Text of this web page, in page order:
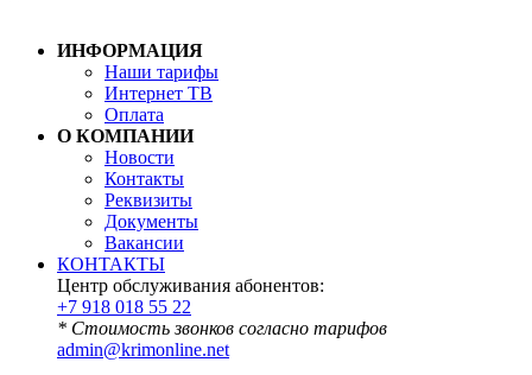
ИНФОРМАЦИЯ
Наши тарифы
Интернет ТВ
Оплата
О КОМПАНИИ
Новости
Контакты
Реквизиты
Документы
Вакансии
КОНТАКТЫ
Центр обслуживания абонентов:
+7 918 018 55 22
* Стоимость звонков согласно тарифов
admin@krimonline.net